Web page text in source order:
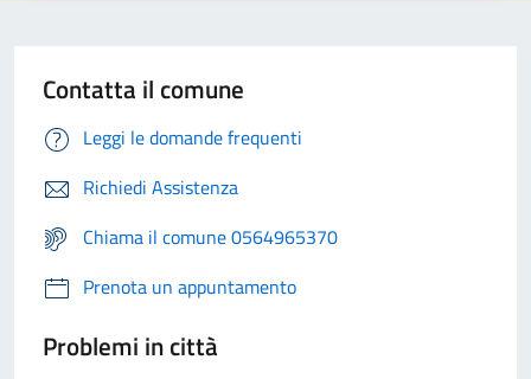
Contatta il comune
Leggi le domande frequenti
Richiedi Assistenza
Chiama il comune 0564965370
Prenota un appuntamento
Problemi in città